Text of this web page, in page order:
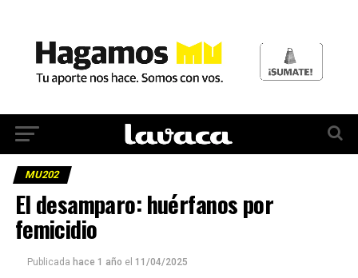
MU202
El desamparo: huérfanos por
femicidio
Publicada hace 1 año el 11/04/2025